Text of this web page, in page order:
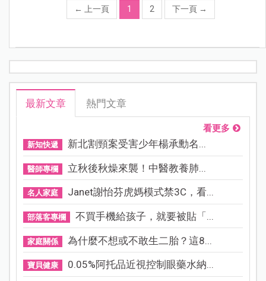
← 上一頁 1 2 下一頁 →
最新文章 熱門文章
看更多
新知快遞 新北割頸案受害少年楊承勳名...
醫師專欄 立秋後秋燥來襲！中醫教養肺...
名人家庭 Janet謝怡芬虎媽模式禁3C，看...
部落客專欄 不買手機給孩子，就要被貼「...
家庭關係 為什麼不想或不敢生二胎？這8...
寶貝健康 0.05%阿托品近視控制眼藥水納...